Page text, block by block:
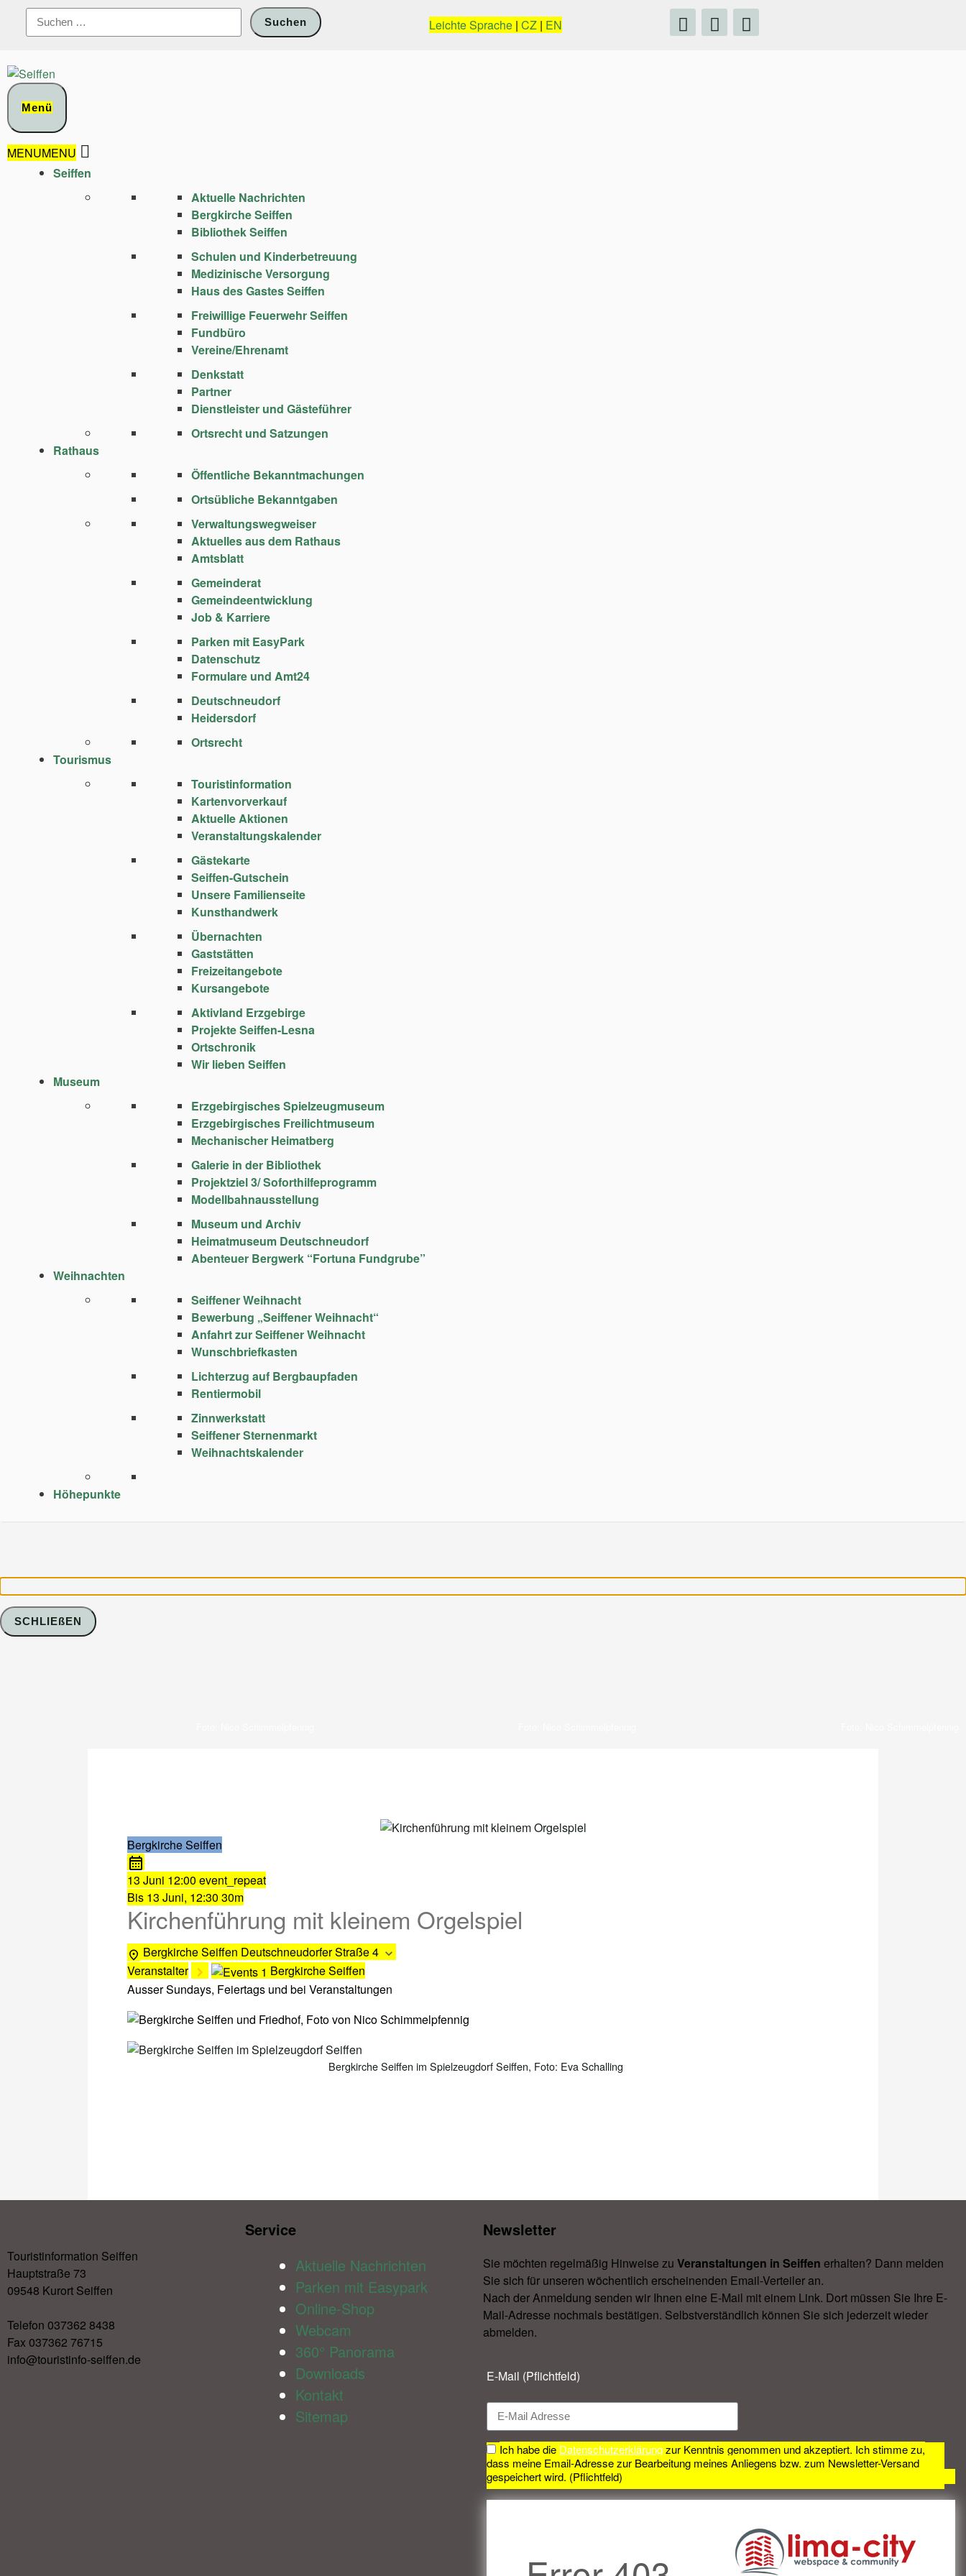
Suchen
nach:
Leichte Sprache | CZ | EN
Menü
MENUMENU
Seiffen
Aktuelle Nachrichten
Bergkirche Seiffen
Bibliothek Seiffen
Schulen und Kinder­betreuung
Medizinische Versorgung
Haus des Gastes Seiffen
Freiwillige Feuerwehr Seiffen
Fundbüro
Vereine/Ehrenamt
Denkstatt
Partner
Dienstleister und Gästeführer
Ortsrecht und Satzungen
Rathaus
Öffentliche Bekanntmachungen
Ortsübliche Bekanntgaben
Verwaltungswegweiser
Aktuelles aus dem Rathaus
Amtsblatt
Gemeinderat
Gemeindeentwicklung
Job & Karriere
Parken mit EasyPark
Datenschutz
Formulare und Amt24
Deutschneudorf
Heidersdorf
Ortsrecht
Tourismus
Touristinformation
Kartenvorverkauf
Aktuelle Aktionen
Veranstaltungskalender
Gästekarte
Seiffen-Gutschein
Unsere Familienseite
Kunsthandwerk
Übernachten
Gaststätten
Freizeitangebote
Kursangebote
Aktivland Erzgebirge
Projekte Seiffen-Lesna
Ortschronik
Wir lieben Seiffen
Museum
Erzgebirgisches Spielzeugmuseum
Erzgebirgisches Freilichtmuseum
Mechanischer Heimatberg
Galerie in der Bibliothek
Projektziel 3/ Soforthilfeprogramm
Modellbahnausstellung
Museum und Archiv
Heimatmuseum Deutschneudorf
Abenteuer Bergwerk “Fortuna Fundgrube”
Weihnachten
Seiffener Weihnacht
Bewerbung „Seiffener Weihnacht“
Anfahrt zur Seiffener Weihnacht
Wunschbriefkasten
Lichterzug auf Bergbaupfaden
Rentiermobil
Zinnwerkstatt
Seiffener Sternenmarkt
Weihnachtskalender
Höhepunkte
Bergkirche Seiffen
13 Juni 12:00 event_repeat
Bis 13 Juni, 12:30 30m
Kirchenführung mit kleinem Orgelspiel
Bergkirche Seiffen Deutschneudorfer Straße 4
Veranstalter
Bergkirche Seiffen
Ausser Sundays, Feiertags und bei Veranstaltungen
Bergkirche Seiffen im Spielzeugdorf Seiffen, Foto: Eva Schalling
Touristinformation Seiffen
Hauptstraße 73
09548 Kurort Seiffen
Telefon 037362 8438
Fax 037362 76715
info@touristinfo-seiffen.de
Service​
Aktuelle Nachrichten
Parken mit Easypark
Online-Shop
Webcam
360° Panorama
Downloads
Kontakt
Sitemap
Newsletter​
Sie möchten regelmäßig Hinweise zu Veranstal­tungen in Seiffen erhalten? Dann melden
Sie sich für unseren wöchentlich erscheinenden Email-Verteiler an.
Nach der Anmeldung senden wir Ihnen eine E-Mail mit einem Link. Dort müssen Sie Ihre E-
Mail-Adresse nochmals bestätigen. Selbstverständlich können Sie sich jederzeit wieder
abmelden.​
E-Mail (Pflichtfeld)
Ich habe die Datenschutzerklärungzur Kenntnis genommen und akzeptiert. Ich stimme zu,
dass meine Email-Adresse zur Bearbeitung meines Anliegens bzw. zum Newsletter-Versand
gespeichert wird. (Pflichtfeld)
SCHLIEßEN